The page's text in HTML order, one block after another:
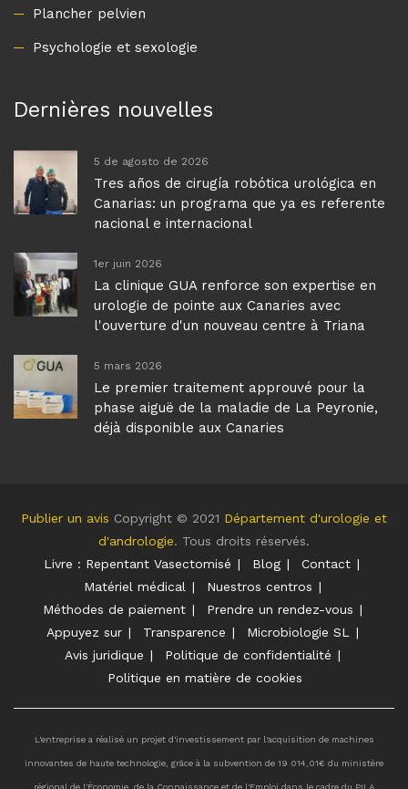
Plancher pelvien
Psychologie et sexologie
Dernières nouvelles
5 de agosto de 2026
Tres años de cirugía robótica urológica en
Canarias: un programa que ya es referente
nacional e internacional
1er juin 2026
La clinique GUA renforce son expertise en
urologie de pointe aux Canaries avec
l'ouverture d'un nouveau centre à Triana
5 mars 2026
Le premier traitement approuvé pour la
phase aiguë de la maladie de La Peyronie,
déjà disponible aux Canaries
Publier un avis Copyright © 2021 Département d'urologie et
d'andrologie. Tous droits réservés.
Livre : Repentant Vasectomisé
Blog
Contact
Matériel médical
Nuestros centros
Méthodes de paiement
Prendre un rendez-vous
Appuyez sur
Transparence
Microbiologie SL
Avis juridique
Politique de confidentialité
Politique en matière de cookies
L'entreprise a réalisé un projet d'investissement par l'acquisition de machines
innovantes de haute technologie, grâce à la subvention de 19 014,01€ du ministère
régional de l'Économie, de la Connaissance et de l'Emploi dans le cadre du PILA